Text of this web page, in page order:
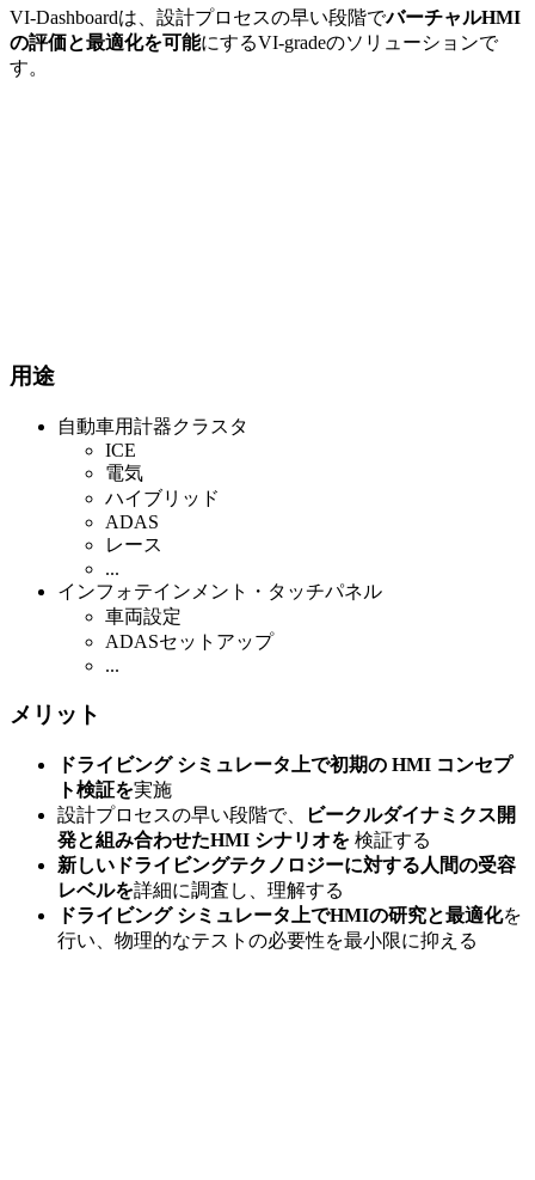
VI-Dashboardは、設計プロセスの早い段階でバーチャルHMI
の評価と最適化を可能にするVI-gradeのソリューションで
す。
用途
自動車用計器クラスタ
ICE
電気
ハイブリッド
ADAS
レース
...
インフォテインメント・タッチパネル
車両設定
ADASセットアップ
...
メリット
ドライビング シミュレータ上で初期の HMI コンセプ
ト検証を実施
設計プロセスの早い段階で、
ビークルダイナミクス開
発と組み合わせたHMI シナリオを 検証する
新しいドライビングテクノロジーに対する人間の受容
レベルを詳細に調査し、理解する
ドライビング シミュレータ上でHMIの研究と最適化を
行い、物理的なテストの必要性を最小限に抑える